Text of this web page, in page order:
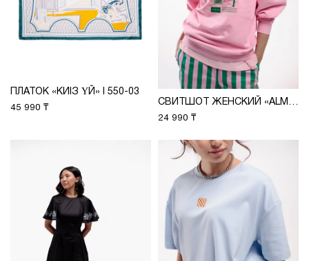
ПЛАТОК «КИІЗ ҮЙ» I 550-03
45 990 ₸
СВИТШОТ ЖЕНСКИЙ «ALMATY» М 25109-2
24 990 ₸